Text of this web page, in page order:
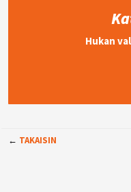
Hukan
← TAKAISIN